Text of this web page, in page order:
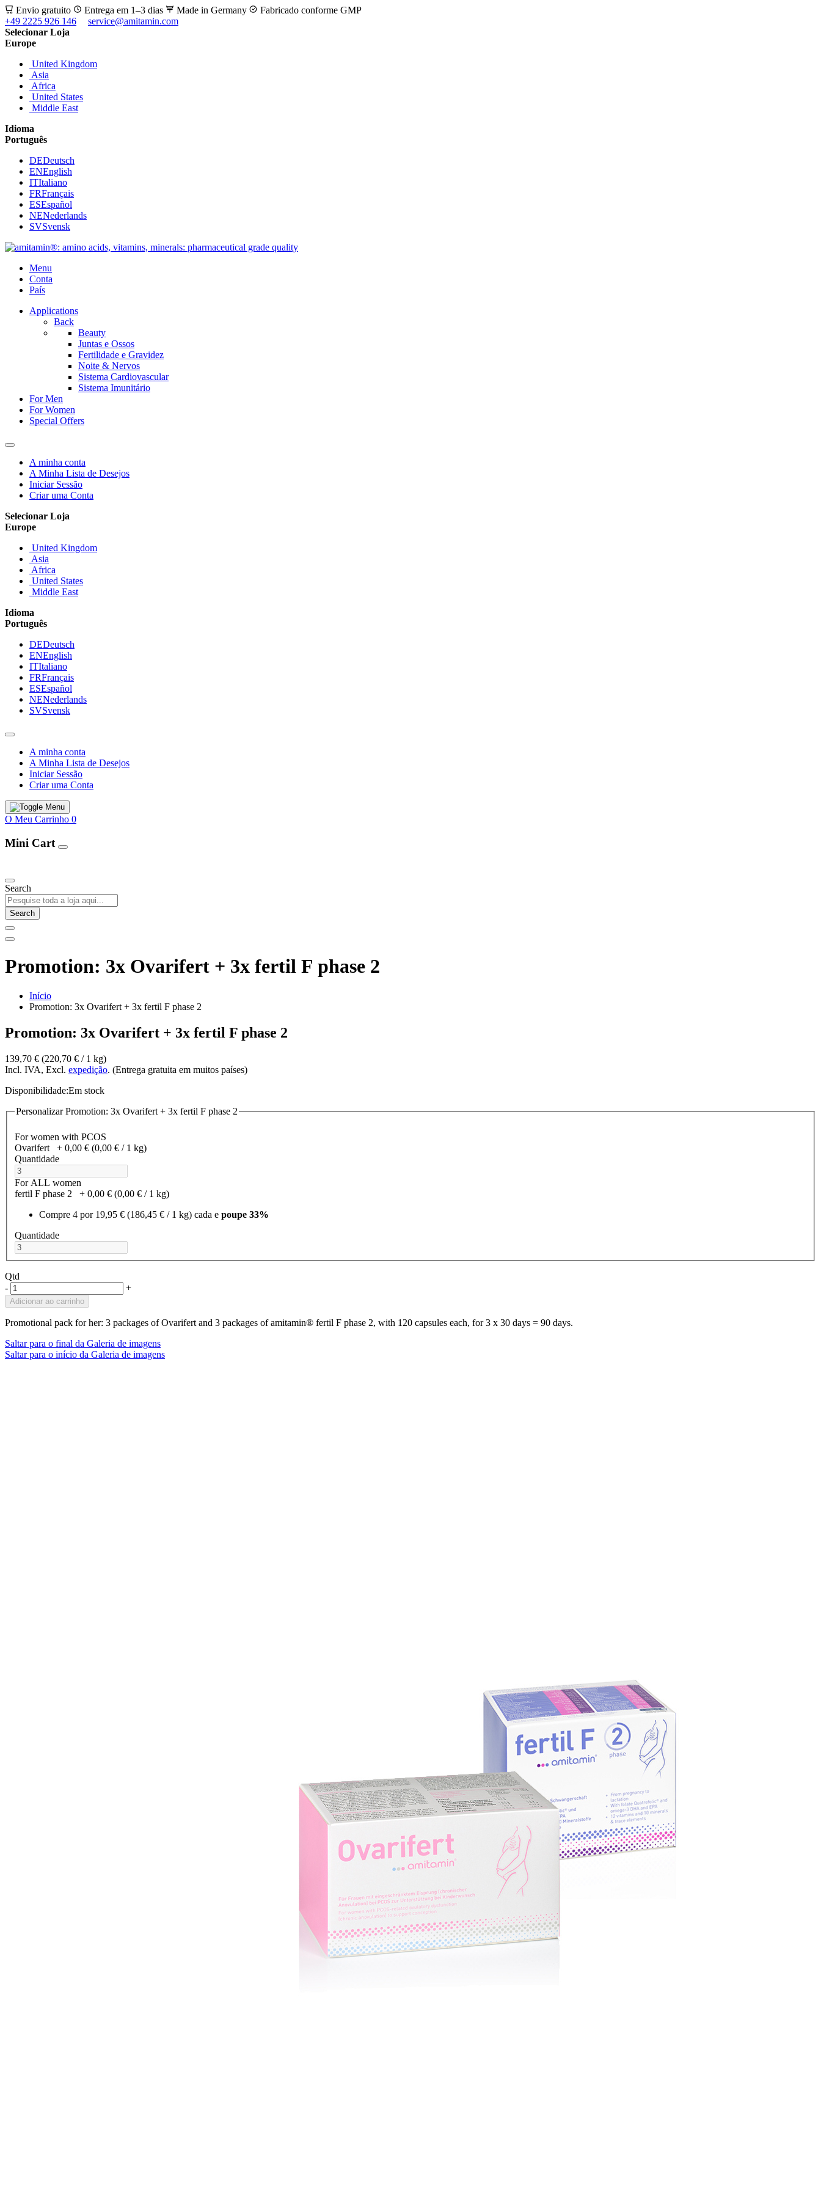
Envio gratuito Entrega em 1–3 dias Made in Germany
Fabricado conforme GMP
+49 2225 926 146
service@amitamin.com
Selecionar Loja
Europe
United Kingdom
Asia
Africa
United States
Middle East
Idioma
Português
DEDeutsch
ENEnglish
ITItaliano
FRFrançais
ESEspañol
NENederlands
SVSvensk
Menu
Conta
País
Applications
Back
Beauty
Juntas e Ossos
Fertilidade e Gravidez
Noite & Nervos
Sistema Cardiovascular
Sistema Imunitário
For Men
For Women
Special Offers
A minha conta
A Minha Lista de Desejos
Iniciar Sessão
Criar uma Conta
Selecionar Loja
Europe
United Kingdom
Asia
Africa
United States
Middle East
Idioma
Português
DEDeutsch
ENEnglish
ITItaliano
FRFrançais
ESEspañol
NENederlands
SVSvensk
A minha conta
A Minha Lista de Desejos
Iniciar Sessão
Criar uma Conta
O Meu Carrinho 0
Mini Cart
Search
Search
Promotion: 3x Ovarifert + 3x fertil F phase 2
Início
Promotion: 3x Ovarifert + 3x fertil F phase 2
Promotion: 3x Ovarifert + 3x fertil F phase 2
139,70 € (220,70 €­ / 1 kg)
Incl. IVA, Excl. expedição. (Entrega gratuita em muitos países)
Disponibilidade:Em stock
Personalizar Promotion: 3x Ovarifert + 3x fertil F phase 2
For women with PCOS
Ovarifert
+ 0,00 € (0,00 €­ / 1 kg)
Quantidade
For ALL women
fertil F phase 2
+ 0,00 € (0,00 €­ / 1 kg)
Compre 4 por 19,95 € (186,45 €­ / 1 kg) cada e poupe 33%
Quantidade
Qtd
-
+
Adicionar ao carrinho
Promotional pack for her: 3 packages of Ovarifert and 3 packages of amitamin® fertil F phase 2, with 120 capsules each, for 3 x 30 days = 90 days.
Saltar para o final da Galeria de imagens
Saltar para o início da Galeria de imagens